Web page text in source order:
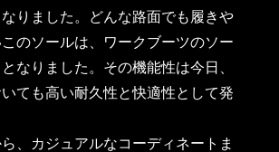
りました。どんな路面でも履きや
のソールは、ワークブーツのソー
なりました。その機能性は今日、
ても高い耐久性と快適性として発
、カジュアルなコーディネートま